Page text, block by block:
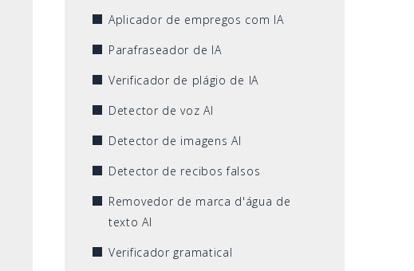
Aplicador de empregos com IA
Parafraseador de IA
Verificador de plágio de IA
Detector de voz AI
Detector de imagens AI
Detector de recibos falsos
Removedor de marca d'água de
texto AI
Verificador gramatical